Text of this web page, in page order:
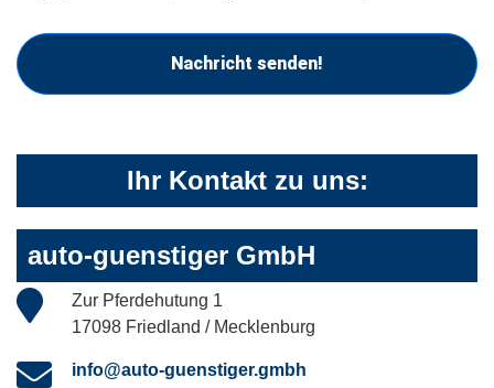
Nachricht senden!
Ihr Kontakt zu uns:
auto-guenstiger GmbH
Zur Pferdehutung 1
17098 Friedland / Mecklenburg
info@auto-guenstiger.gmbh